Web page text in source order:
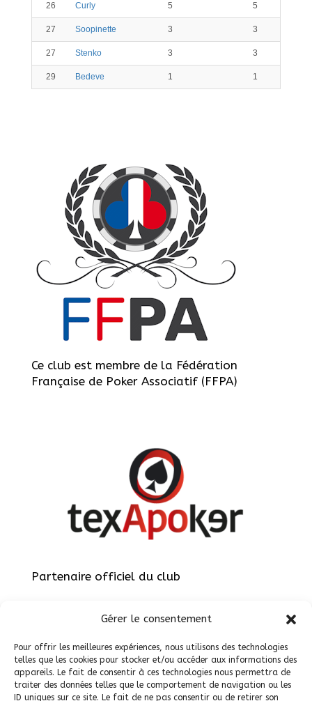
Gérer le consentement
Pour offrir les meilleures expériences, nous utilisons des technologies
telles que les cookies pour stocker et/ou accéder aux informations des
appareils. Le fait de consentir à ces technologies nous permettra de
traiter des données telles que le comportement de navigation ou les
ID uniques sur ce site. Le fait de ne pas consentir ou de retirer son
26 Curly 5 5
27 Soopinette 3 3
27 Stenko 3 3
29 Bedeve 1 1
Ce club est membre de la Fédération
Française de Poker Associatif (FFPA)
Partenaire officiel du club
Site réalisé parViteEtBien.net